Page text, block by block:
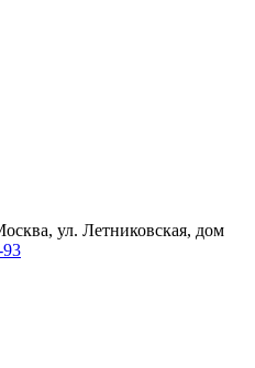
ул. Летниковская, дом
93